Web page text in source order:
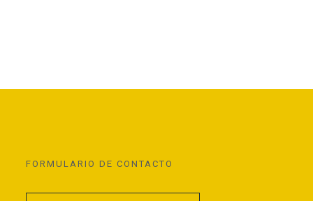
FORMULARIO DE CONTACTO